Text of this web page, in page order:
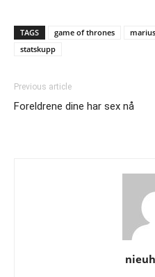
TAGS game of thrones
statskupp
Previous article
Foreldrene dine har sex nå